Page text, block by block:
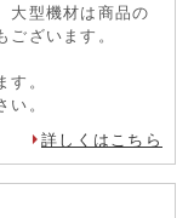
大型機材は商品の
ざいます。
。
い。
詳しくはこちら